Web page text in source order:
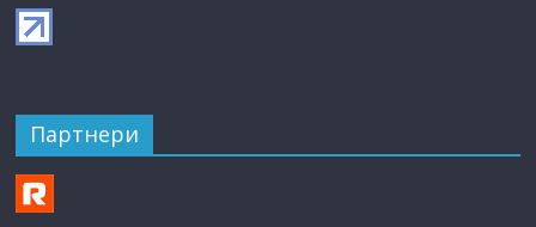
Партнери